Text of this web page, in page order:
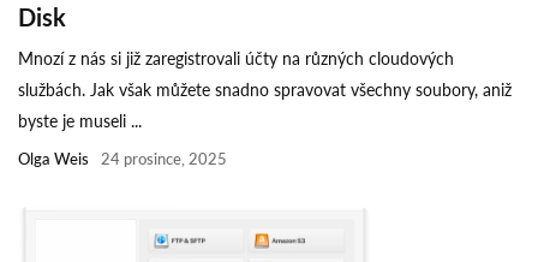
Disk
Mnozí z nás si již zaregistrovali účty na různých cloudových
službách. Jak však můžete snadno spravovat všechny soubory, aniž
byste je museli ...
Olga Weis 24 prosince, 2025